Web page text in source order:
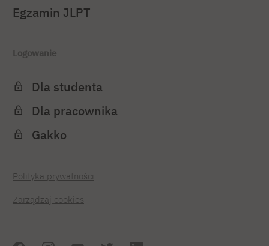
Egzamin JLPT
Logowanie
Dla studenta
Dla pracownika
Gakko
Polityka prywatności
Zarządzaj cookies